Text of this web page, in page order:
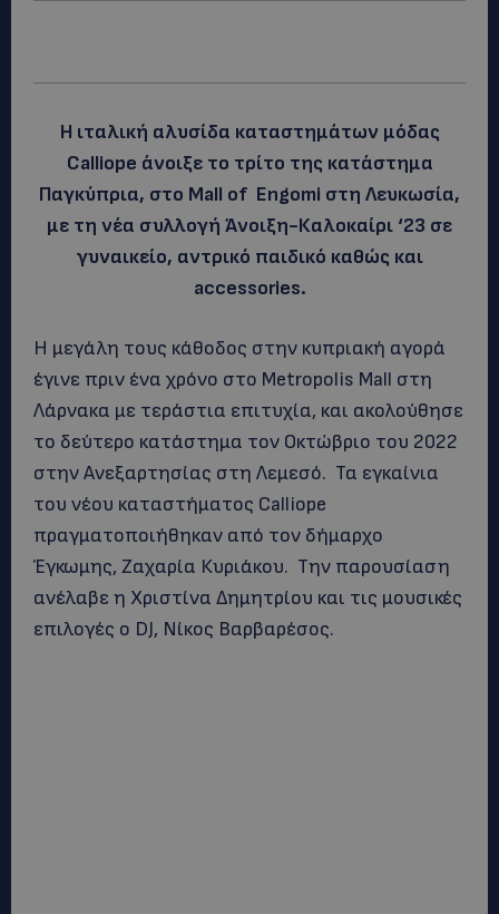
Η ιταλική αλυσίδα καταστημάτων μόδας
Calliope άνοιξε το τρίτο της κατάστημα
Παγκύπρια, στο Mall of Engomi στη Λευκωσία,
με τη νέα συλλογή Άνοιξη-Καλοκαίρι ‘23 σε
γυναικείο, αντρικό παιδικό καθώς και
accessories.
Η μεγάλη τους κάθοδος στην κυπριακή αγορά
έγινε πριν ένα χρόνο στο Metropolis Mall στη
Λάρνακα με τεράστια επιτυχία, και ακολούθησε
το δεύτερο κατάστημα τον Οκτώβριο του 2022
στην Ανεξαρτησίας στη Λεμεσό. Τα εγκαίνια
του νέου καταστήματος Calliope
πραγματοποιήθηκαν από τον δήμαρχο
Έγκωμης, Ζαχαρία Κυριάκου. Την παρουσίαση
ανέλαβε η Χριστίνα Δημητρίου και τις μουσικές
επιλογές ο DJ, Νίκος Βαρβαρέσος.